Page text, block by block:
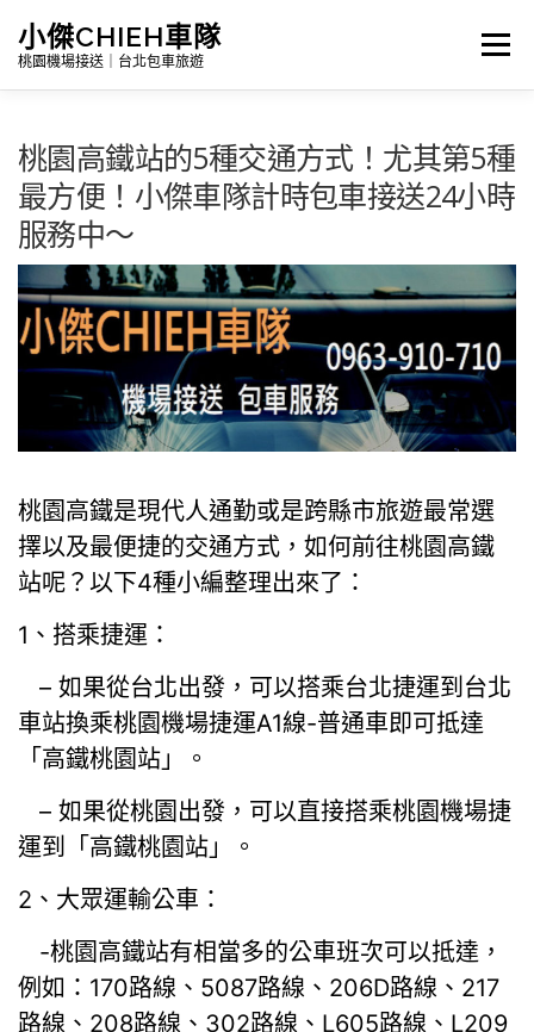
至
主
內
容
小傑CHIEH車隊
桃園機場接送｜台北包車旅遊
選單
Search
首頁 公告訊息｜最新消息
詳細報價|包車及機場接送
台灣景點介紹｜包車旅遊路線
桃園高鐵站的5種交通方式！尤其第5種
最方便！小傑車隊計時包車接送24小時
服務中～
桃園高鐵是現代人通勤或是跨縣市旅遊最常選
擇以及最便捷的交通方式，如何前往桃園高鐵
站呢？以下4種小編整理出來了：
1、搭乘捷運：
– 如果從台北出發，可以搭乘台北捷運到台北
車站換乘桃園機場捷運A1線-普通車即可抵達
「高鐵桃園站」。
– 如果從桃園出發，可以直接搭乘桃園機場捷
運到「高鐵桃園站」。
2、大眾運輸公車：
-桃園高鐵站有相當多的公車班次可以抵達，
例如：170路線、5087路線、206D路線、217
路線、208路線、302路線、L605路線、L209